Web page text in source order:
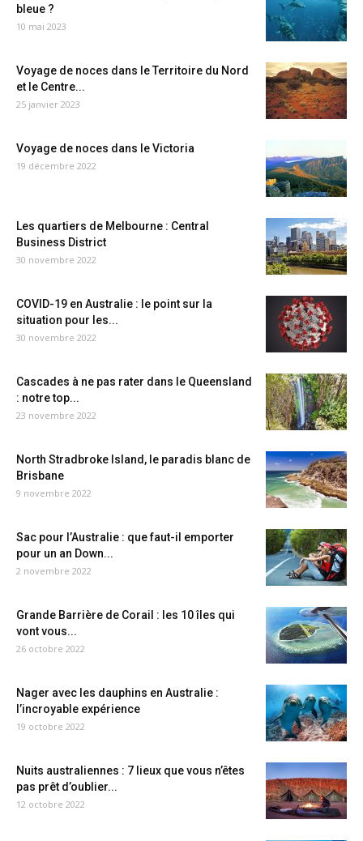
bleue ?
10 mai 2023
Voyage de noces dans le Territoire du Nord
et le Centre...
25 janvier 2023
Voyage de noces dans le Victoria
19 décembre 2022
Les quartiers de Melbourne : Central
Business District
30 novembre 2022
COVID-19 en Australie : le point sur la
situation pour les...
30 novembre 2022
Cascades à ne pas rater dans le Queensland
: notre top...
23 novembre 2022
North Stradbroke Island, le paradis blanc de
Brisbane
9 novembre 2022
Sac pour l’Australie : que faut-il emporter
pour un an Down...
2 novembre 2022
Grande Barrière de Corail : les 10 îles qui
vont vous...
26 octobre 2022
Nager avec les dauphins en Australie :
l’incroyable expérience
19 octobre 2022
Nuits australiennes : 7 lieux que vous n’êtes
pas prêt d’oublier...
12 octobre 2022